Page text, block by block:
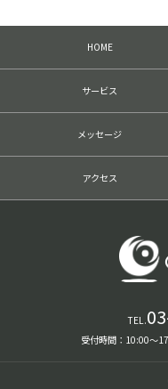
HOME
サービス
メッセージ
アクセス
TEL.
受付時間：10:00〜